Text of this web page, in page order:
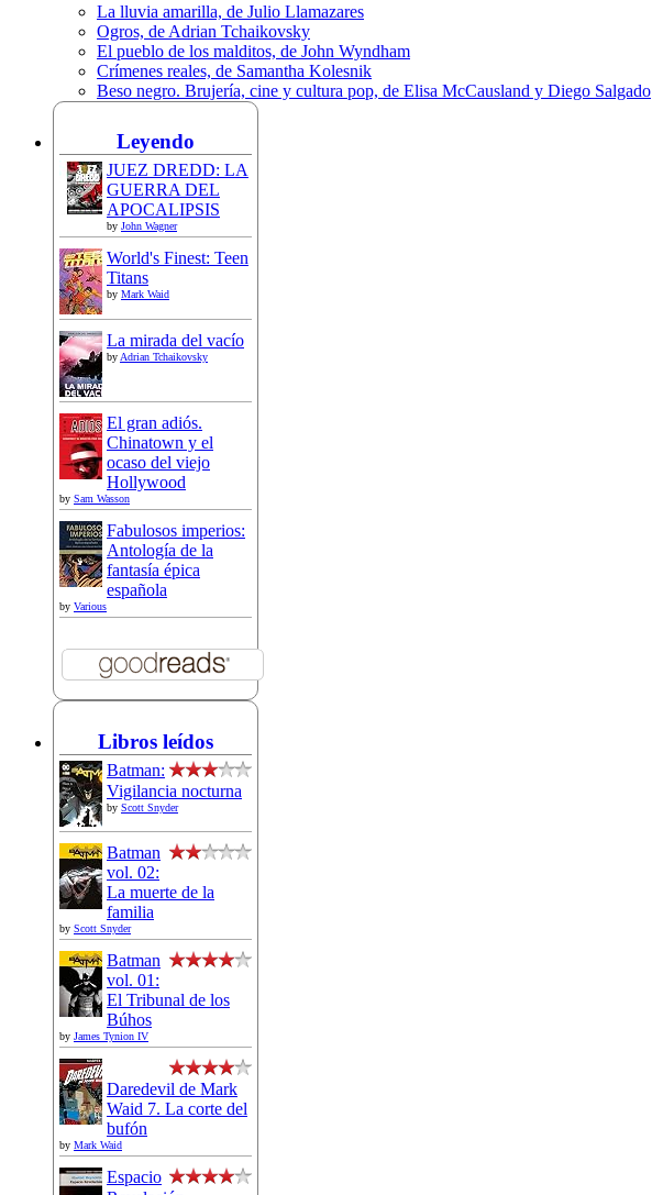
La lluvia amarilla, de Julio Llamazares
Ogros, de Adrian Tchaikovsky
El pueblo de los malditos, de John Wyndham
Crímenes reales, de Samantha Kolesnik
Beso negro. Brujería, cine y cultura pop, de Elisa McCausland y Diego Salgado
Leyendo
JUEZ DREDD: LA
GUERRA DEL
APOCALIPSIS
by John Wagner
World's Finest: Teen
Titans
by Mark Waid
La mirada del vacío
byAdrian Tchaikovsky
El gran adiós.
Chinatown y el
ocaso del viejo
Hollywood
by Sam Wasson
Fabulosos imperios:
Antología de la
fantasía épica
española
by Various
Libros leídos
Batman:
Vigilancia nocturna
by Scott Snyder
Batman
vol. 02:
La muerte de la
familia
by Scott Snyder
Batman
vol. 01:
El Tribunal de los
Búhos
by James Tynion IV
Daredevil de Mark
Waid 7. La corte del
bufón
by Mark Waid
Espacio